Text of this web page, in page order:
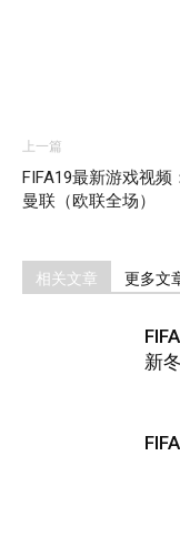
上一篇
FIFA19最新游戏视频
曼联（欧联全场）
相关文章 更多文
新